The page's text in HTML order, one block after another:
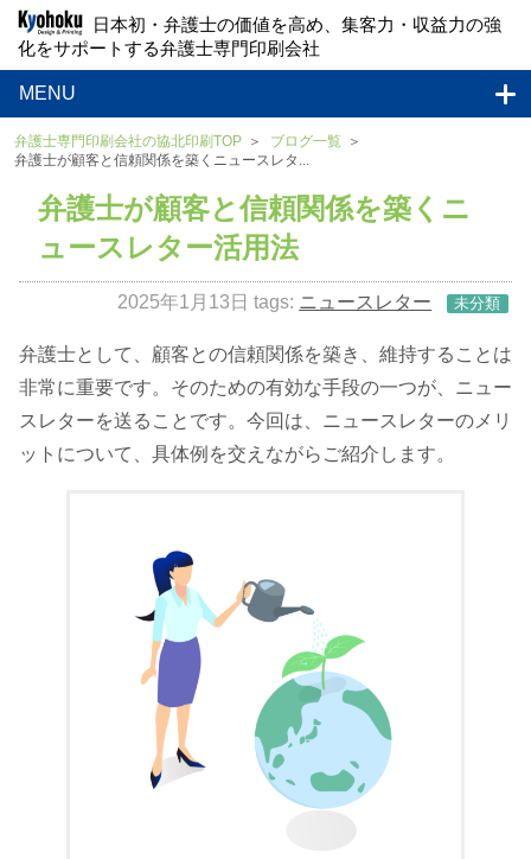
日本初・弁護士の価値を高め、集客力・収益力の強
化をサポートする弁護士専門印刷会社
MENU
弁護士専門印刷会社の協北印刷TOP
ブログ一覧
弁護士が顧客と信頼関係を築くニュースレタ...
弁護士が顧客と信頼関係を築くニ
ュースレター活用法
2025年1月13日 tags: ニュースレター 未分類
弁護士として、顧客との信頼関係を築き、維持することは
非常に重要です。そのための有効な手段の一つが、ニュー
スレターを送ることです。今回は、ニュースレターのメリ
ットについて、具体例を交えながらご紹介します。